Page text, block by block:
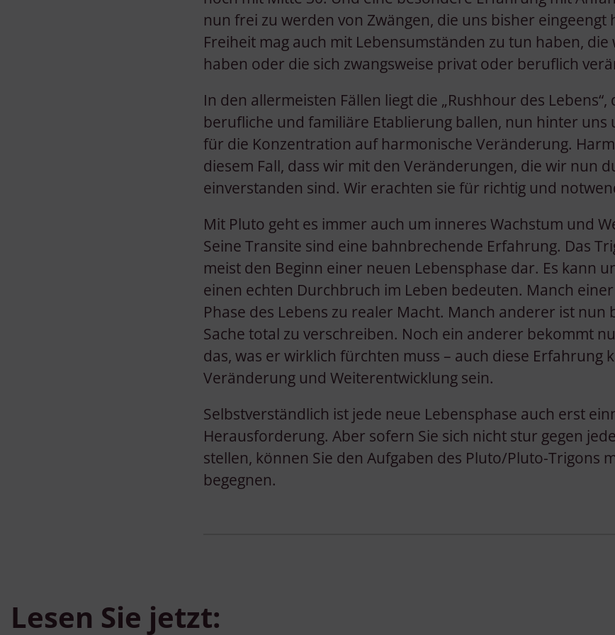
nun frei zu werden von Zwängen, die uns bisher eingeengt
Freiheit mag auch mit Lebensumständen zu tun haben,
haben oder die sich zwangsweise privat oder beruflich
In den allermeisten Fällen liegt die „Rushhour des Lebens“,
berufliche und familiäre Etablierung ballen, nun hinter uns
für die Konzentration auf harmonische Veränderung.
diesem Fall, dass wir mit den Veränderungen, die wir nun
einverstanden sind. Wir erachten sie für richtig und
Mit Pluto geht es immer auch um inneres Wachstum und
Seine Transite sind eine bahnbrechende Erfahrung. Das
meist den Beginn einer neuen Lebensphase dar. Es kann
einen echten Durchbruch im Leben bedeuten. Manch
Phase des Lebens zu realer Macht. Manch anderer ist nun
Sache total zu verschreiben. Noch ein anderer bekommt
das, was er wirklich fürchten muss – auch diese Erfahrung
Veränderung und Weiterentwicklung sein.
Selbstverständlich ist jede neue Lebensphase auch erst
Herausforderung. Aber sofern Sie sich nicht stur gegen
stellen, können Sie den Aufgaben des Pluto/Pluto-Trigons
begegnen.
Lesen Sie jetzt:
Endgeräteeigenschaften zur Identifikation aktiv abfragen